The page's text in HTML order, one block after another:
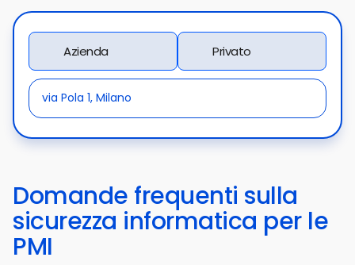
Azienda Privato
Domande frequenti sulla
sicurezza informatica per le
PMI